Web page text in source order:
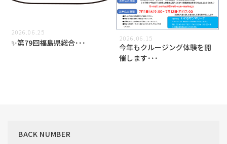
2026.06.25
✨第79回福島県総合･･･ 2026.06.15
今年もクルージング体験を開
催します･･･
BACK NUMBER